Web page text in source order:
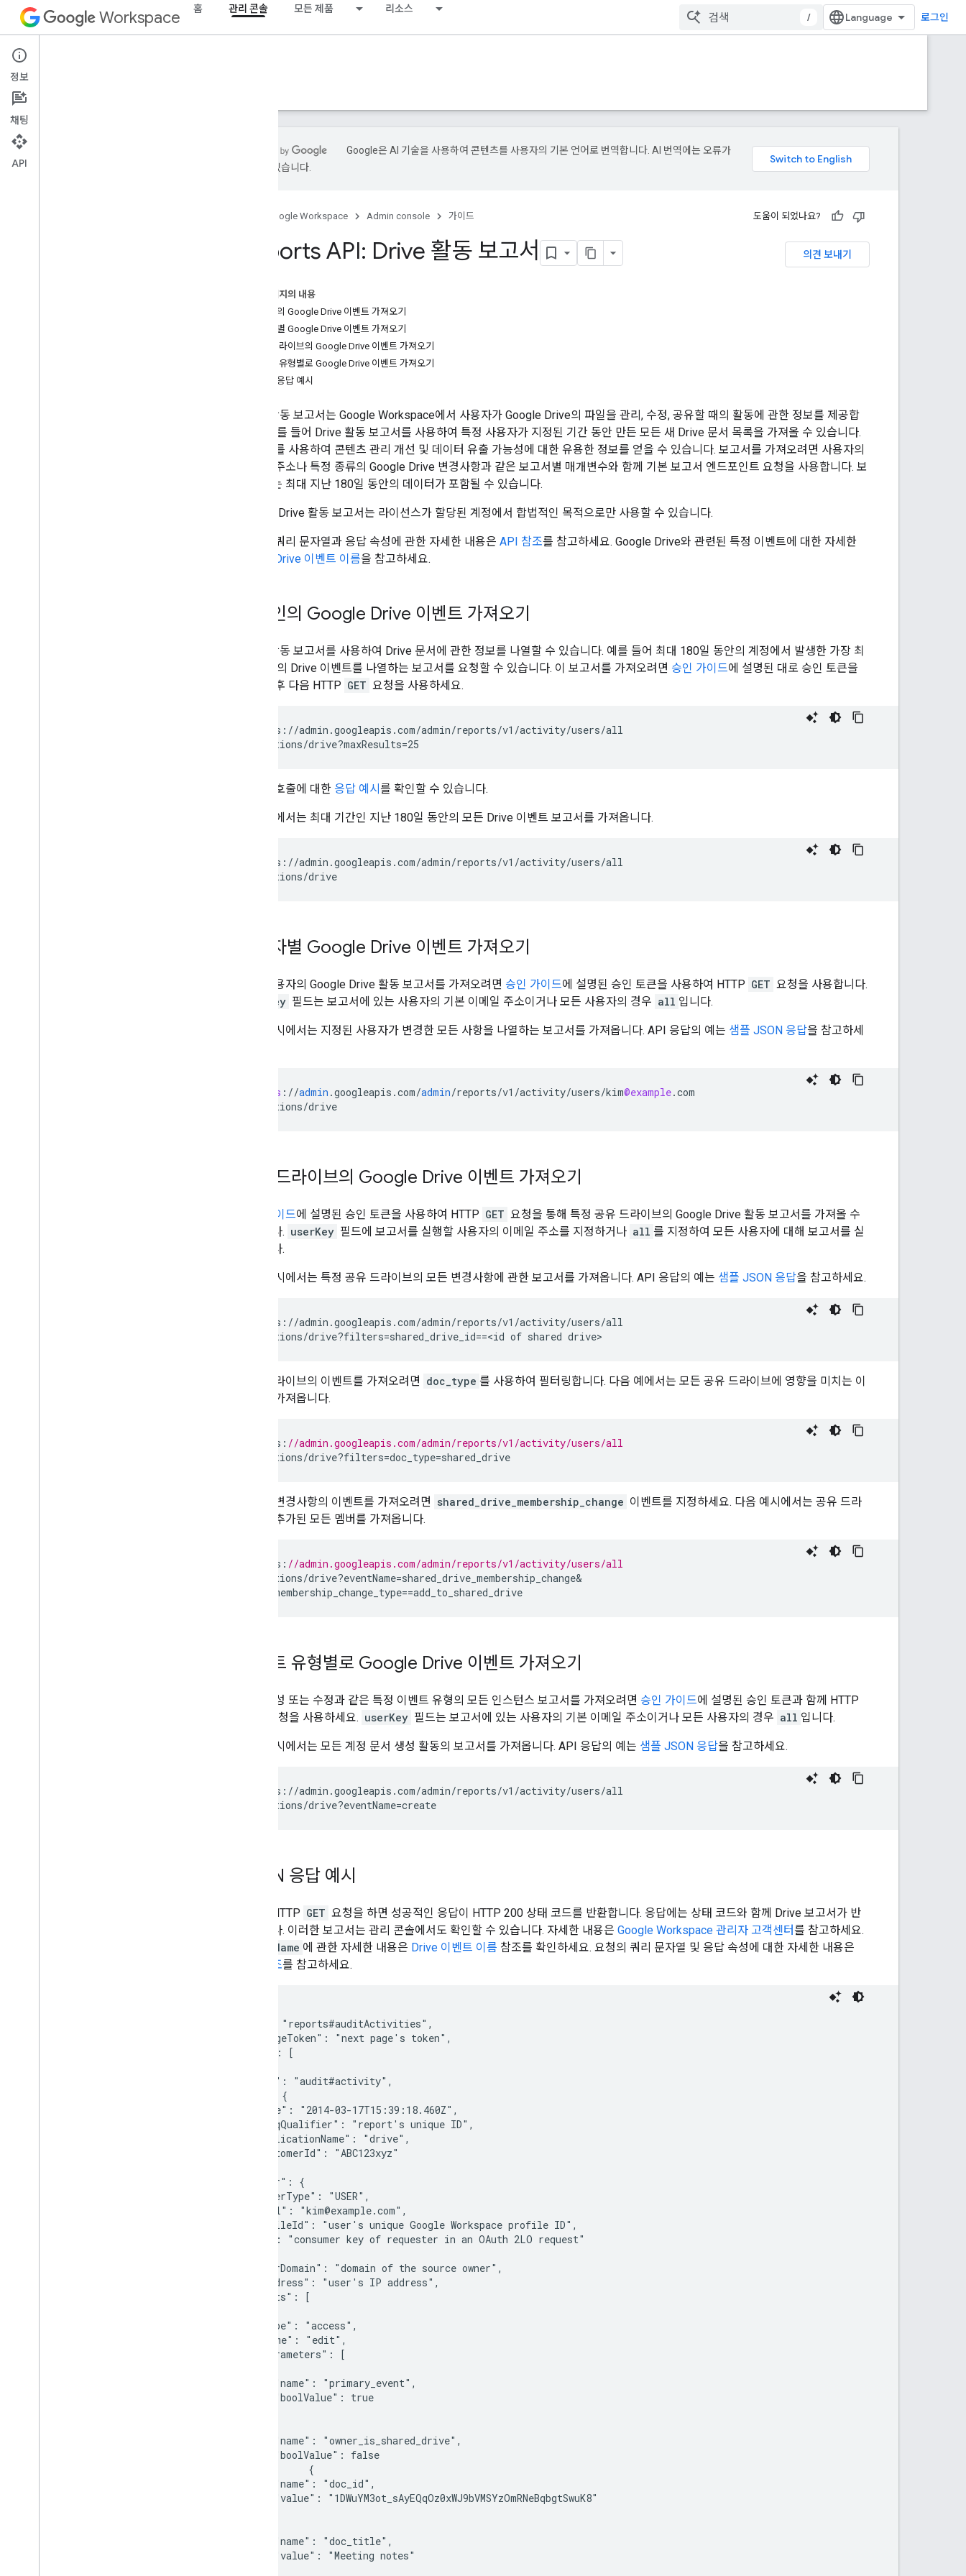
Workspace 홈 관리 콘솔 모든 제품 리소스
/ 로그인
Admin console
개요
Google은 AI 기술을 사용하여 콘텐츠를 사용자의 기본 언어로 번역합니다. AI 번역에는 오류가
있을 수 있습니다.
Google Workspace Admin console 가이드 도움이 되었나요?
의견 보내기
Reports API: Drive 활동 보고서
이 페이지의 내용
도메인의 Google Drive 이벤트 가져오기
사용자별 Google Drive 이벤트 가져오기
공유 드라이브의 Google Drive 이벤트 가져오기
이벤트 유형별로 Google Drive 이벤트 가져오기
JSON 응답 예시
Drive 활동 보고서는 Google Workspace에서 사용자가 Google Drive의 파일을 관리, 수정, 공유할 때의 활동에 관한 정보를 제공합
니다. 예를 들어 Drive 활동 보고서를 사용하여 특정 사용자가 지정된 기간 동안 만든 모든 새 Drive 문서 목록을 가져올 수 있습니다.
이 정보를 사용하여 콘텐츠 관리 개선 및 데이터 유출 가능성에 대한 유용한 정보를 얻을 수 있습니다. 보고서를 가져오려면 사용자의
이메일 주소나 특정 종류의 Google Drive 변경사항과 같은 보고서별 매개변수와 함께 기본 보고서 엔드포인트 요청을 사용합니다. 보
고서에는 최대 지난 180일 동안의 데이터가 포함될 수 있습니다.
Google Drive 활동 보고서는 라이선스가 할당된 계정에서 합법적인 목적으로만 사용할 수 있습니다.
요청의 쿼리 문자열과 응답 속성에 관한 자세한 내용은 API 참조를 참고하세요. Google Drive와 관련된 특정 이벤트에 대한 자세한
Drive 이벤트 이름을 참고하세요.
도메인의 Google Drive 이벤트 가져오기
Drive 활동 보고서를 사용하여 Drive 문서에 관한 정보를 나열할 수 있습니다. 예를 들어 최대 180일 동안의 계정에서 발생한 가장 최
근 25개의 Drive 이벤트를 나열하는 보고서를 요청할 수 있습니다. 이 보고서를 가져오려면 승인 가이드에 설명된 대로 승인 토큰을
획득한 후 다음 HTTP GET 요청을 사용하세요.
GET https://admin.googleapis.com/admin/reports/v1/activity/users/all
이 API 호출에 대한 응답 예시 를 확인할 수 있습니다.
다음 예에서는 최대 기간인 지난 180일 동안의 모든 Drive 이벤트 보고서를 가져옵니다.
GET https://admin.googleapis.com/admin/reports/v1/activity/users/all
사용자별 Google Drive 이벤트 가져오기
특정 사용자의 Google Drive 활동 보고서를 가져오려면 승인 가이드에 설명된 승인 토큰을 사용하여 HTTP GET 요청을 사용합니다.
userKey 필드는 보고서에 있는 사용자의 기본 이메일 주소이거나 모든 사용자의 경우 all 입니다.
다음 예시에서는 지정된 사용자가 변경한 모든 사항을 나열하는 보고서를 가져옵니다. API 응답의 예는 샘플 JSON 응답을 참고하세
https : //admin .googleapis .com/admin/reports/v1 /activity/users/kim@example.com
applications/drive
공유 드라이브의 Google Drive 이벤트 가져오기
승인 가이드에 설명된 승인 토큰을 사용하여 HTTP GET 요청을 통해 특정 공유 드라이브의 Google Drive 활동 보고서를 가져올 수
있습니다. userKey 필드에 보고서를 실행할 사용자의 이메일 주소를 지정하거나 all 를 지정하여 모든 사용자에 대해 보고서를 실
행합니다.
다음 예시에서는 특정 공유 드라이브의 모든 변경사항에 관한 보고서를 가져옵니다. API 응답의 예는 샘플 JSON 응답을 참고하세요.
GET https://admin.googleapis.com/admin/reports/v1/activity/users/all
공유 드라이브의 이벤트를 가져오려면 doc_type 를 사용하여 필터링합니다. 다음 예에서는 모든 공유 드라이브에 영향을 미치는 이
벤트를 가져옵니다.
https : //admin.googleapis.com/admin/reports/v1/activity/users/all
applications/drive?filters=doc_type=shared_drive
멤버십 변경사항의 이벤트를 가져오려면 shared_drive_membership_change 이벤트를 지정하세요. 다음 예시에서는 공유 드라
이브에 추가된 모든 멤버를 가져옵니다.
https : //admin.googleapis.com/admin/reports/v1/activity/users/all
applications/drive?eventName=shared_drive_membership_change
membership_change_type==add_to_shared_drive
이벤트 유형별로 Google Drive 이벤트 가져오기
문서 생성 또는 수정과 같은 특정 이벤트 유형의 모든 인스턴스 보고서를 가져오려면 승인 가이드에 설명된 승인 토큰과 함께 HTTP
요청을 사용하세요. userKey 필드는 보고서에 있는 사용자의 기본 이메일 주소이거나 모든 사용자의 경우 all 입니다.
다음 예시에서는 모든 계정 문서 생성 활동의 보고서를 가져옵니다. API 응답의 예는 샘플 JSON 응답을 참고하세요.
GET https://admin.googleapis.com/admin/reports/v1/activity/users/all
JSON 응답 예시
API에 HTTP GET 요청을 하면 성공적인 응답이 HTTP 200 상태 코드를 반환합니다. 응답에는 상태 코드와 함께 Drive 보고서가 반
환됩니다. 이러한 보고서는 관리 콘솔에서도 확인할 수 있습니다. 자세한 내용은 Google Workspace 관리자 고객센터를 참고하세요.
eventName 에 관한 자세한 내용은 Drive 이벤트 이름 참조를 확인하세요. 요청의 쿼리 문자열 및 응답 속성에 대한 자세한 내용은
API 참조를 참고하세요.
"kind": "reports#auditActivities",
"nextPageToken": "next page's token",
"items": [
   "kind": "audit#activity",
   "id": {
    "time": "2014-03-17T15:39:18.460Z",
    "uniqQualifier": "
report's unique ID",
    "applicationName": "drive",
    "customerId": "ABC123xyz"
   "actor": {
   "callerType": "USER",
   "email": "kim@example.com",
   "profileId": "
user's unique Google Workspace profile ID",
   "key": "
consumer key of requester in an OAuth 2LO request"
   "ownerDomain": "
domain of the source owner",
   "ipAddress": "
user's IP address",
   "events": [
     "type": "access",
     "name": "edit",
     "parameters": [
        "name": "primary_event",
        "boolValue": true
        "name": "owner_is_shared_drive",
        "boolValue": false
      },      {
        "name": "doc_id",
        "value": "1DWuYM3ot_sAyEQqOz0xWJ9bVMSYzOmRNeBqbgtSwuK8"
        "name": "doc_title",
        "value": "Meeting notes"
정보
채팅
API